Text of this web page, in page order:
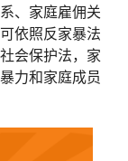
、家庭雇佣关
依照反家暴法
会保护法，家
力和家庭成员